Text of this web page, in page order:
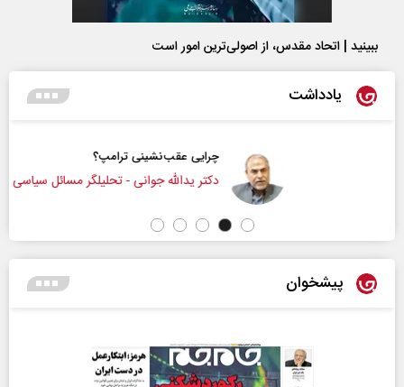
ببینید | اتحاد مقدس، از اصولی‌ترین امور است
یادداشت
چرایی عقب‌نشینی ترامپ؟
دکتر یدالله جوانی - تحلیلگر مسائل سیاسی
پیشخوان